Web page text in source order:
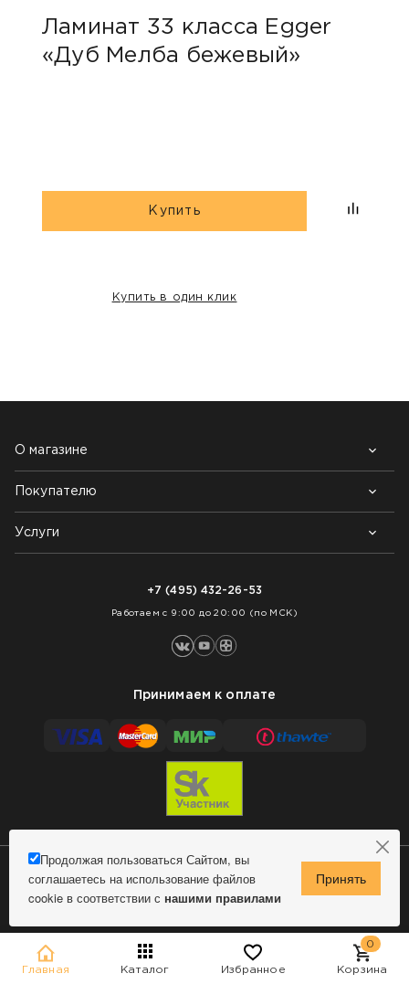
Главная Каталог Избранное Корзина
0
Ламинат 33 класса Egger
«Дуб Мелба бежевый»
Купить
Купить в один клик
Продолжая пользоваться Сайтом, вы
соглашаетесь на использование файлов
cookie в соответствии с нашими правилами
О магазине
Почему выбирают нас
Контакты
Блог
Покупателю
Возврат товара
Как заказать
Услуги
+7 (495) 432-26-53
Работаем с 9:00 до 20:00 (по МСК)
Принимаем к оплате
© 2009 - 2026 Remontnick.ru.Сделано в MindMachine
Политика конфиденциальности